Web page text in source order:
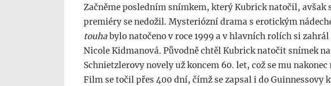
Začněme posledním snímkem, který Kubrick natočil, avšak
premiéry se nedožil. Mysteriózní drama s erotickým
touhabylo natočeno v roce 1999 a v hlavních rolích si zahrál
Nicole Kidmanová. Původně chtěl Kubrick natočit snímek
Schnietzlerovy novely už koncem 60. let, což se mu nakonec
Film se točil přes 400 dní, čímž se zapsal i do Guinnessovy